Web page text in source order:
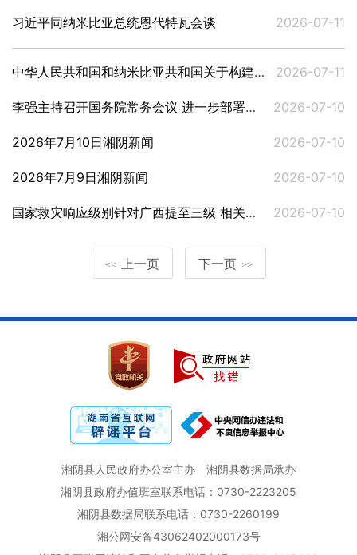
习近平同纳米比亚总统恩代特瓦会谈 2026-07-11
中华人民共和国和纳米比亚共和国关于构建新时代中纳命运共同体的联合声明 2026-07-11
李强主持召开国务院常务会议 进一步部署防汛抗洪救灾工作等 2026-07-10
2026年7月10日湘阴新闻 2026-07-10
2026年7月9日湘阴新闻 2026-07-10
国家救灾响应级别针对广西提至三级 相关部门持续部署重点地区防汛防台风工作 2026-07-10
<< 上一页 下一页 >>
湘阴县人民政府办公室主办
湘阴县数据局承办
湘阴县政府办值班室联系电话：0730-2223205
湘阴县数据局联系电话：0730-2260199
湘公网安备43062402000173号